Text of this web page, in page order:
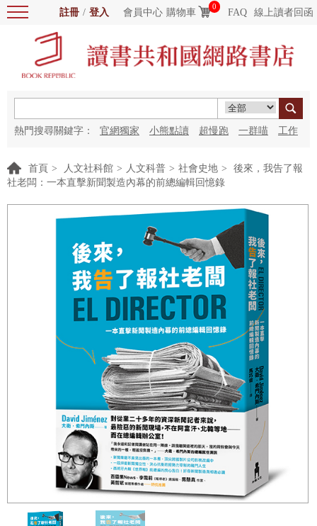
註冊 / 登入 會員中心 購物車
0
FAQ 線上讀者回函
熱門搜尋關鍵字： 官網獨家 小熊點讀 超慢跑 一群喵 工作
首頁 > 人文社科館 > 人文科普 > 社會史地 >
後來，我告了報
社老闆：一本直擊新聞製造內幕的前總編輯回憶錄